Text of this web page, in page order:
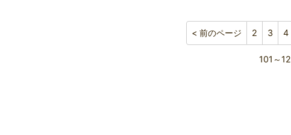
< 前のページ 2 3 4
101～